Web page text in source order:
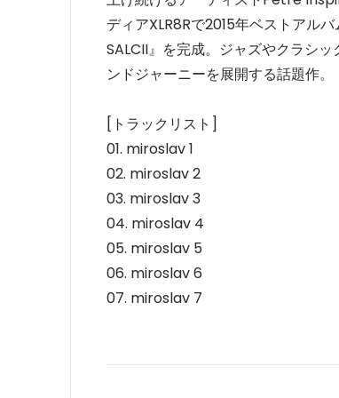
ディアXLR8Rで2015年ベストアル
SALCII』を完成。ジャズやクラシ
ンドジャーニーを展開する話題作。
[トラックリスト]
01. miroslav 1
02. miroslav 2
03. miroslav 3
04. miroslav 4
05. miroslav 5
06. miroslav 6
07. miroslav 7